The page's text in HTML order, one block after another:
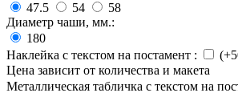
47.5
54
58
Диаметр чаши, мм.:
180
Наклейка с текстом на постамент : (+
Цена зависит от количества и макета
Металлическая табличка с текстом на